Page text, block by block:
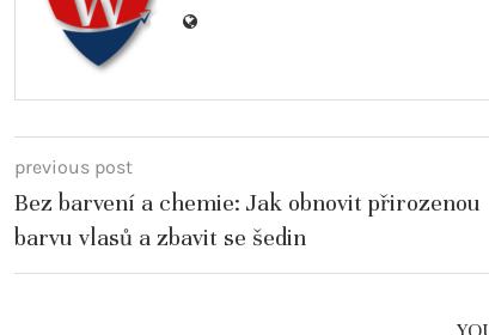
previous post
Bez barvení a chemie: Jak obnovit přirozenou
barvu vlasů a zbavit se šedin